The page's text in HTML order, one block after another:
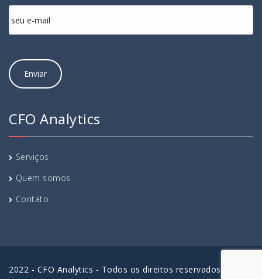
CFO Analytics
Serviços
Quem somos
Contato
2022 - CFO Analytics - Todos os direitos reservados.